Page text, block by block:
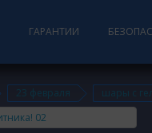
ГАРАНТИИ
23 февраля шары с